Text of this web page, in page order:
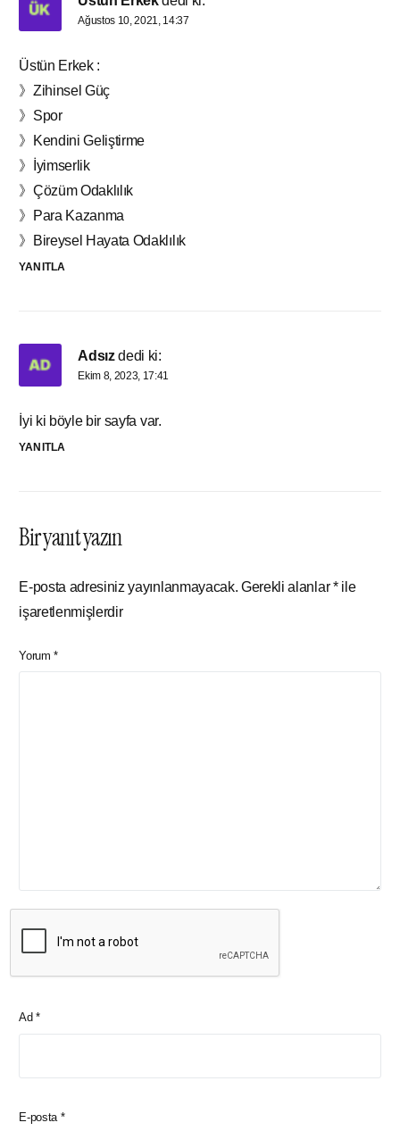
Ağustos 10, 2021, 14:37
Üstün Erkek :
》Zihinsel Güç
》Spor
》Kendini Geliştirme
》İyimserlik
》Çözüm Odaklılık
》Para Kazanma
》Bireysel Hayata Odaklılık
YANITLA
Adsız dedi ki:
Ekim 8, 2023, 17:41
İyi ki böyle bir sayfa var.
YANITLA
Bir yanıt yazın
E-posta adresiniz yayınlanmayacak. Gerekli alanlar*ile
işaretlenmişlerdir
Yorum*
Ad*
E-posta *